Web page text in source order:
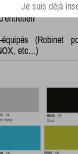
fixation
(Robinet
etc...)
Je suis déjà